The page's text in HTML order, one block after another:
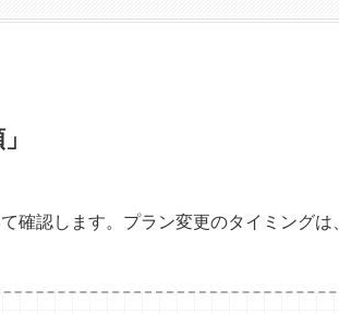
確認します。プラン変更のタイミングは、